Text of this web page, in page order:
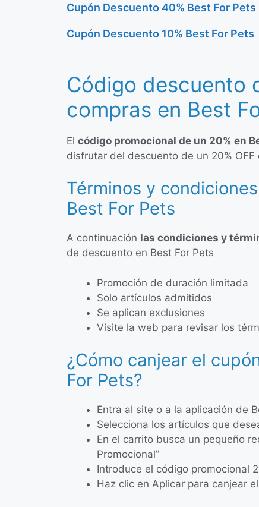
Cupón Descuento 40% Best For Pets
Cupón Descuento 10% Best For Pets
Código descuento
compras en Best
El código promocional de un 20% en
disfrutar del descuento de un 20%
Términos y
Best For Pets
A continuación las condiciones y
de descuento en Best For Pets
Promoción de duración limitada
Solo artículos admitidos
Se aplican exclusiones
Visite la web para revisar los
¿Cómo canjear el
For Pets?
Entra al site o a la aplicación de
Selecciona los artículos que
En el carrito busca un pequeño
Promocional”
Introduce el código promocional
Haz clic en Aplicar para canjear